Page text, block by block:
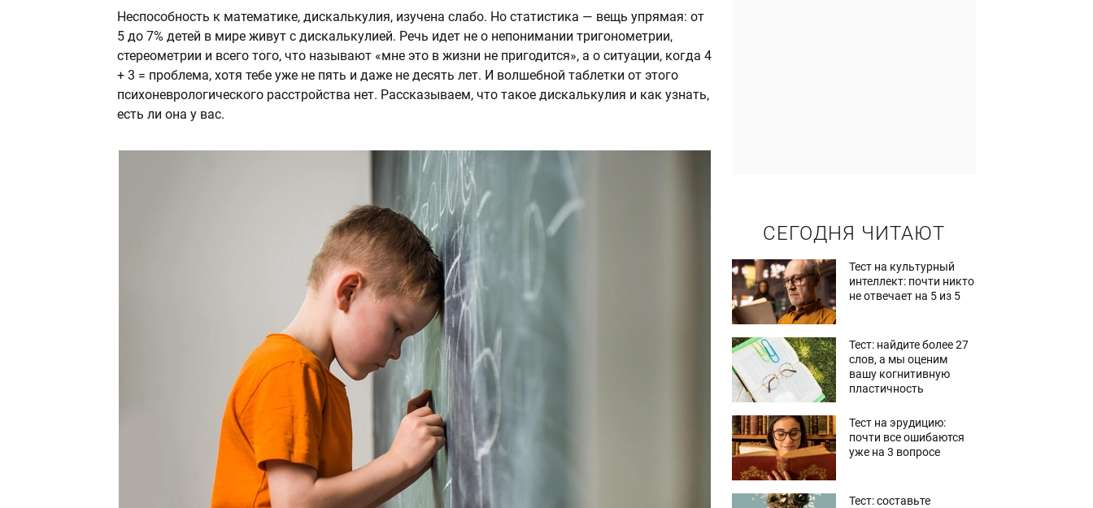
Неспособность к математике, дискалькулия, изучена слабо. Но статистика — вещь упрямая: от
5 до 7% детей в мире живут с дискалькулией. Речь идет не о непонимании тригонометрии,
стереометрии и всего того, что называют «мне это в жизни не пригодится», а о ситуации, когда 4
+ 3 = проблема, хотя тебе уже не пять и даже не десять лет. И волшебной таблетки от этого
психоневрологического расстройства нет. Рассказываем, что такое дискалькулия и как узнать,
есть ли она у вас.
СЕГОДНЯ ЧИТАЮТ
Тест на культурный
интеллект: почти никто
не отвечает на 5 из 5
Тест: найдите более 27
слов, а мы оценим
вашу когнитивную
пластичность
Тест на эрудицию:
почти все ошибаются
уже на 3 вопросе
Тест: составьте